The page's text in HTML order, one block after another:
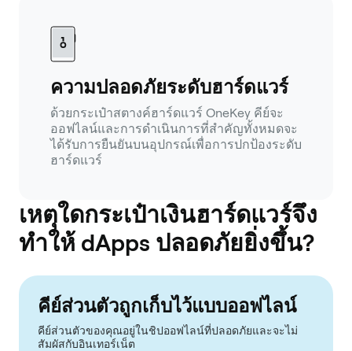
ความปลอดภัยระดับฮาร์ดแวร์
ด้วยกระเป๋าสตางค์ฮาร์ดแวร์ OneKey คีย์จะ
ออฟไลน์และการดำเนินการที่สำคัญทั้งหมดจะ
ได้รับการยืนยันบนอุปกรณ์เพื่อการปกป้องระดับ
ฮาร์ดแวร์
เหตุใดกระเป๋าเงินฮาร์ดแวร์จึง
ทำให้ dApps ปลอดภัยยิ่งขึ้น?
คีย์ส่วนตัวถูกเก็บไว้แบบออฟไลน์
คีย์ส่วนตัวของคุณอยู่ในชิปออฟไลน์ที่ปลอดภัยและจะไม่
สัมผัสกับอินเทอร์เน็ต